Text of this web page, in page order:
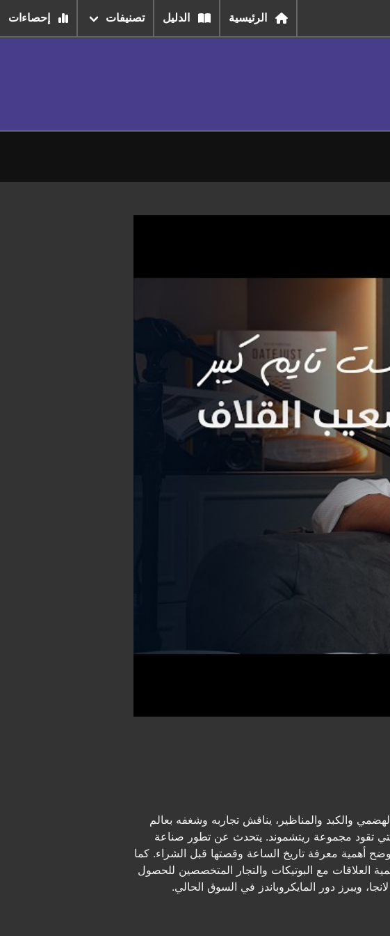
الرئيسية الدليل تصنيفات إحصاءات
والكبد والمناظير، يناقش تجاربه وشغفه بعالم
تقود مجموعة ريتشموند. يتحدث عن تطور صناعة
أهمية معرفة تاريخ الساعة وقصتها قبل الشراء. كما
العلاقات مع البوتيكات والتجار المتخصصين للحصول
ويبرز دور المايكروباندز في السوق الحالي.